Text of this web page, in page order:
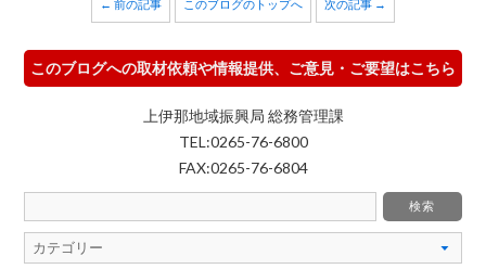
← 前の記事 このブログのトップへ 次の記事 →
このブログへの取材依頼や情報提供、ご意見・ご要望はこちら
上伊那地域振興局 総務管理課
TEL:0265-76-6800
FAX:0265-76-6804